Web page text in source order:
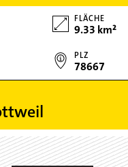
FLÄCHE
9.33 km²
PLZ
78667